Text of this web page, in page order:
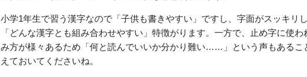
小学1年生で習う漢字なので「子供も書きやすい」ですし、字面がスッキリ
「どんな漢字とも組み合わせやすい」特徴がります。一方で、止め字に使わ
み方が様々あるため「何と読んでいいか分かり難い……」という声もあるこ
えておいてくださいね。